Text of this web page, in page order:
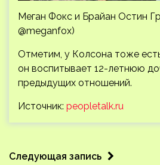
Меган Фокс и Брайан Остин
@meganfox)
Отметим, у Колсона тоже
он воспитывает 12-летнюю
предыдущих отношений.
Источник: peopletalk.ru
Следующая запись